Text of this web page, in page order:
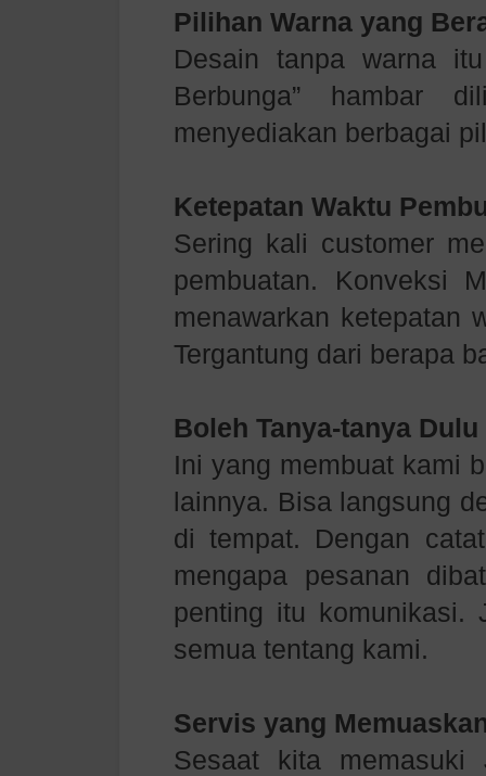
Pilihan Warna yang
Desain tanpa warna
Berbunga” hambar
menyediakan berbagai
Ketepatan Waktu
Sering kali customer
pembuatan. Konveksi
menawarkan ketepatan
Tergantung dari berapa
Boleh Tanya-tanya Dulu
Ini yang membuat kami
lainnya. Bisa langsung
di tempat. Dengan
mengapa pesanan
penting itu komunikasi.
semua tentang kami.
Servis yang
Sesaat kita memasuki